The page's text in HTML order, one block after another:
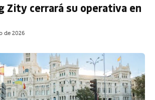
Zity cerrará su operativa en
de 2026